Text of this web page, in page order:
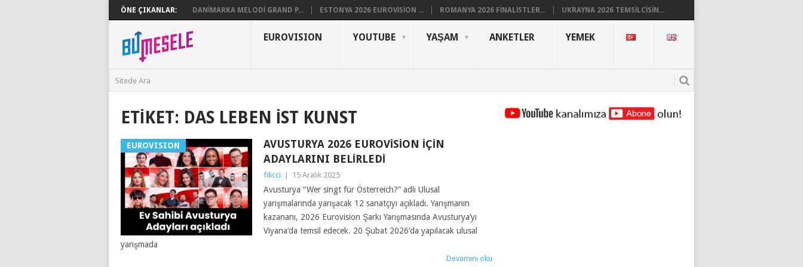
ÖNE ÇIKANLAR: DANIMARKA MELODI GRAND P... ESTONYA 2026 EUROVISION ... ROMANYA 2026 FINALISTLER... UKRAYNA 2026 TEMSILCISIN...
EUROVISION YOUTUBE YAŞAM ANKETLER YEMEK
ETIKET: DAS LEBEN IST KUNST
EUROVISION
AVUSTURYA 2026 EUROVISION İÇIN
ADAYLARINI BELIRLEDI
filicci 15 Aralık 2025
Avusturya “Wer singt für Österreich?” adlı Ulusal
yarışmalarında yarışacak 12 sanatçıyı açıkladı. Yarışmanın
kazananı, 2026 Eurovision Şarkı Yarışmasında Avusturya’yı
Viyana’da temsil edecek. 20 Şubat 2026’da yapılacak ulusal
yarışmada
Devamını oku